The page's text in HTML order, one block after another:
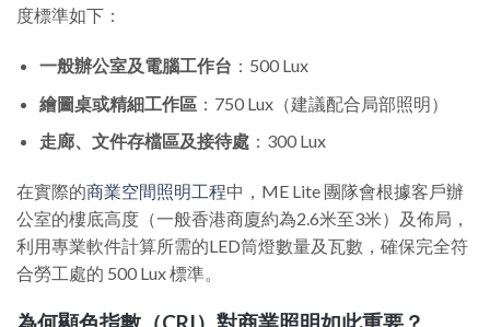
度標準如下：
一般辦公室及電腦工作台 ：500 Lux
繪圖桌或精細工作區：750 Lux（建議配合局部照明）
走廊、文件存檔區及接待處：300 Lux
在實際的商業空間照明工程中，ME Lite 團隊會根據客戶辦
公室的樓底高度（一般香港商廈約為2.6米至3米）及佈局，
利用專業軟件計算所需的LED筒燈數量及瓦數，確保完全符
合勞工處的 500 Lux 標準。